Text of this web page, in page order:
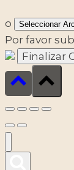
o Seleccionar
Por favor